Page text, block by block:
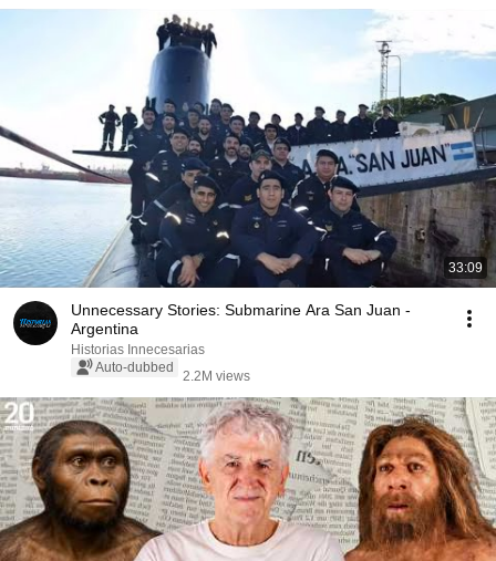
33:09
Unnecessary Stories: Submarine Ara San Juan -
Argentina
Historias Innecesarias
Auto-dubbed
2.2M views